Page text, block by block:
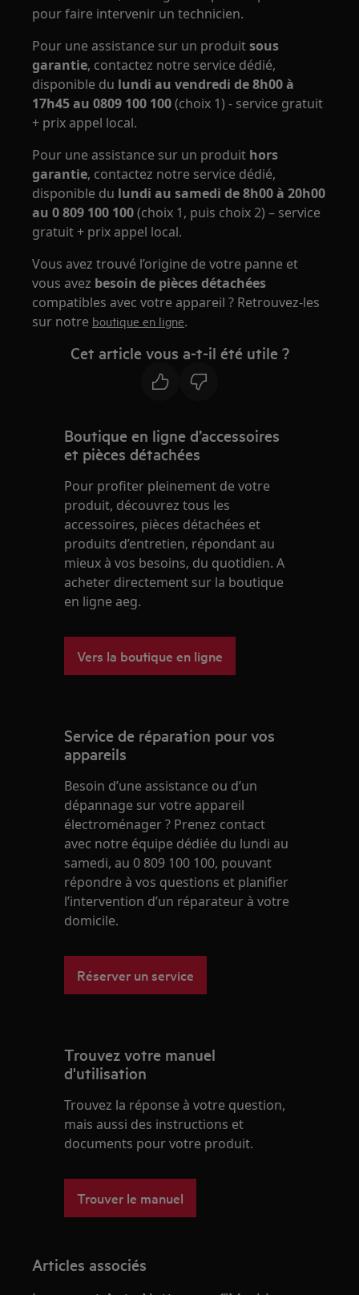
pour faire intervenir un technicien.
Pour une assistance sur un produitsous
garantie, contactez notre service dédié,
disponible du lundi au vendredi de 8h00 à
17h45 au 0809 100 100(choix 1) - service gratuit
+ prix appel local.
Pour une assistance sur un produit hors
garantie, contactez notre service dédié,
disponible du lundi au samedi de 8h00 à 20h00
au 0 809 100 100(choix 1, puis choix 2) – service
gratuit + prix appel local.
Vous avez trouvé l’origine de votre panne et
vous avez besoin de pièces détachées
compatibles avec votre appareil ? Retrouvez-les
sur notre boutique en ligne.
Cet article vous a-t-il été utile ?
Boutique en ligne d’accessoires
et pièces détachées
Pour profiter pleinement de votre
produit, découvrez tous les
accessoires, pièces détachées et
produits d’entretien, répondant au
mieux à vos besoins, du quotidien. A
acheter directement sur la boutique
en ligne aeg.
Vers la boutique en ligne
Service de réparation pour vos
appareils
Besoin d’une assistance ou d’un
dépannage sur votre appareil
électroménager ? Prenez contact
avec notre équipe dédiée du lundi au
samedi, au 0 809 100 100, pouvant
répondre à vos questions et planifier
l’intervention d’un réparateur à votre
domicile.
Réserver un service
Trouvez votre manuel
d'utilisation
Trouvez la réponse à votre question,
mais aussi des instructions et
documents pour votre produit.
Trouver le manuel
Articles associés